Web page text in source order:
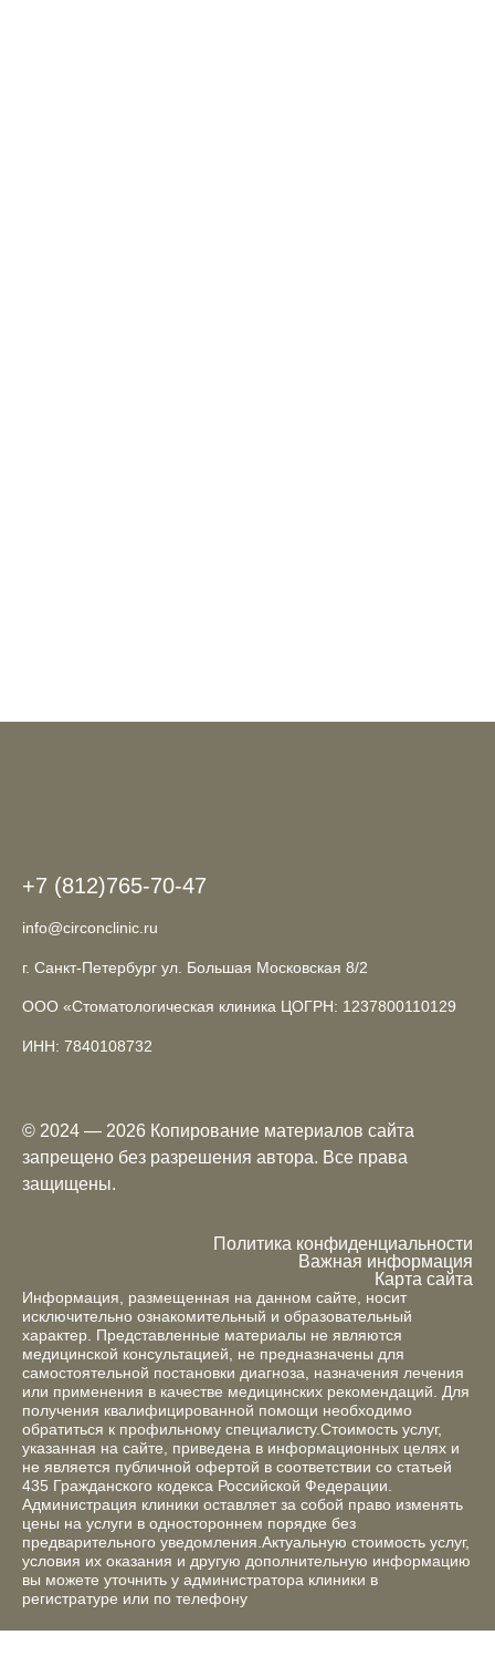
+7 (812)765-70-47
info@circonclinic.ru
г. Санкт-Петербург ул. Большая Московская 8/2
ООО «Стоматологическая клиника ЦОГРН: 1237800110129
ИНН: 7840108732
© 2024 — 2026 Копирование материалов сайта
запрещено без разрешения автора. Все права
защищены.
Политика конфиденциальности
Важная информация
Карта сайта
Информация, размещенная на данном сайте, носит
исключительно ознакомительный и образовательный
характер. Представленные материалы не являются
медицинской консультацией, не предназначены для
самостоятельной постановки диагноза, назначения лечения
или применения в качестве медицинских рекомендаций. Для
получения квалифицированной помощи необходимо
обратиться к профильному специалисту.Стоимость услуг,
указанная на сайте, приведена в информационных целях и
не является публичной офертой в соответствии со статьей
435 Гражданского кодекса Российской Федерации.
Администрация клиники оставляет за собой право изменять
цены на услуги в одностороннем порядке без
предварительного уведомления.Актуальную стоимость услуг,
условия их оказания и другую дополнительную информацию
вы можете уточнить у администратора клиники в
регистратуре или по телефону